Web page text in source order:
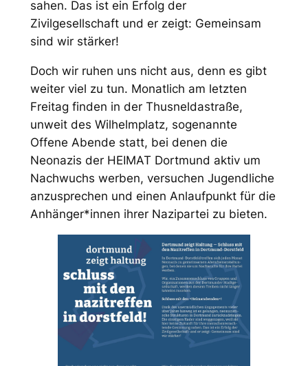
sahen. Das ist ein Erfolg der
Zivilgesellschaft und er zeigt: Gemeinsam
sind wir stärker!
Doch wir ruhen uns nicht aus, denn es gibt
weiter viel zu tun. Monatlich am letzten
Freitag finden in der Thusneldastraße,
unweit des Wilhelmplatz, sogenannte
Offene Abende statt, bei denen die
Neonazis der HEIMAT Dortmund aktiv um
Nachwuchs werben, versuchen Jugendliche
anzusprechen und einen Anlaufpunkt für die
Anhänger*innen ihrer Nazipartei zu bieten.